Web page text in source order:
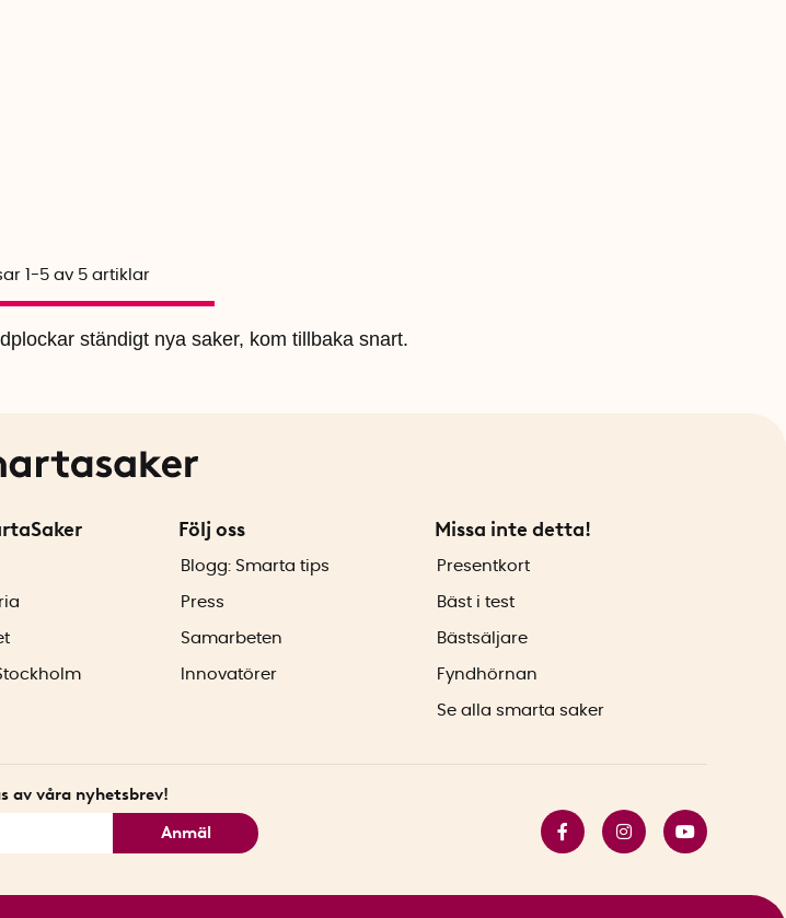
ständigt nya saker, kom tillbaka snart.
1-5av 5artiklar
Följ oss
Blogg: Smarta tips
Press
Samarbeten
Innovatörer
Missa inte detta!
Presentkort
Bäst i test
Bästsäljare
Fyndhörnan
Se alla smarta saker
av våra nyhetsbrev!
Anmäl